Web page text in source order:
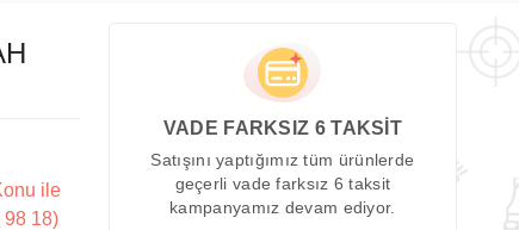
ile
98 18)
VADE FARKSIZ 6 TAKSİT
Satışını yaptığımız tüm ürünlerde
geçerli vade farksız 6 taksit
kampanyamız devam ediyor.